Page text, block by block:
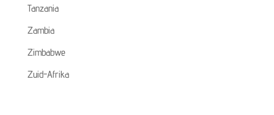
Tanzania
Zambia
Zimbabwe
Zuid-Afrika